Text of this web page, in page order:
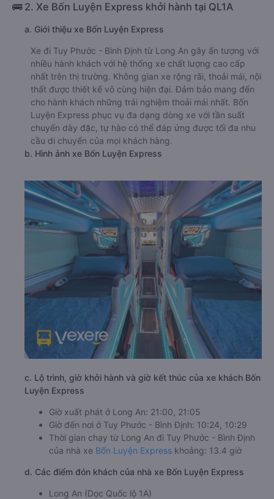
🚌 2. Xe Bốn Luyện Express khởi hành tại QL1A
a. Giới thiệu xe Bốn Luyện Express
Xe đi Tuy Phước - Bình Định từ Long An gây ấn tượng với
nhiều hành khách với hệ thống xe chất lượng cao cấp
nhất trên thị trường. Không gian xe rộng rãi, thoải mái, nội
thất được thiết kế vô cùng hiện đại. Đảm bảo mang đến
cho hành khách những trải nghiệm thoải mái nhất. Bốn
Luyện Express phục vụ đa dạng dòng xe với tần suất
chuyến dày đặc, tự hào có thể đáp ứng được tối đa nhu
cầu di chuyển của mọi khách hàng.
b. Hình ảnh xe Bốn Luyện Express
c. Lộ trình, giờ khởi hành và giờ kết thúc của xe khách Bốn
Luyện Express
Giờ xuất phát ở Long An: 21:00, 21:05
Giờ đến nơi ở Tuy Phước - Bình Định: 10:24, 10:29
Thời gian chạy từ Long An đi Tuy Phước - Bình Định
của nhà xe Bốn Luyện Express khoảng: 13.4 giờ
d. Các điểm đón khách của nhà xe Bốn Luyện Express
Long An (Dọc Quốc lộ 1A)